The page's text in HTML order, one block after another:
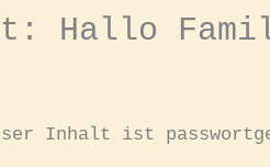
Hallo
Inhalt ist